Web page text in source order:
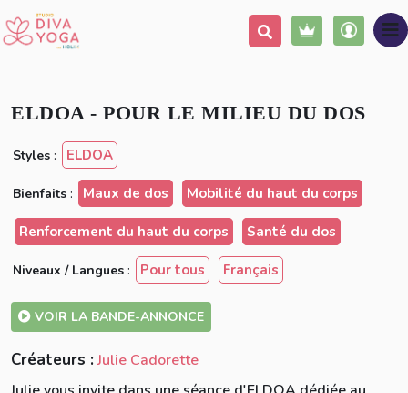
Ajouter à ma liste Partager
ELDOA - POUR LE MILIEU DU DOS
Styles : ELDOA
Bienfaits : Maux de dos Mobilité du haut du corps
Renforcement du haut du corps Santé du dos
Niveaux / Langues : Pour tous Français
VOIR LA BANDE-ANNONCE
Créateurs :Julie Cadorette